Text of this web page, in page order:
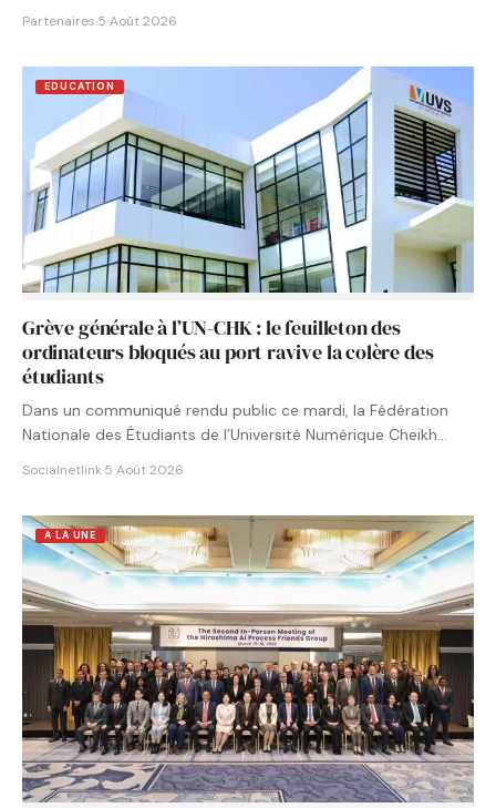
Partenaires·5 Août 2026
EDUCATION
Grève générale à l’UN-CHK : le feuilleton des
ordinateurs bloqués au port ravive la colère des
étudiants
Dans un communiqué rendu public ce mardi, la Fédération
Nationale des Étudiants de l’Université Numérique Cheikh
Socialnetlink·5 Août 2026
A LA UNE